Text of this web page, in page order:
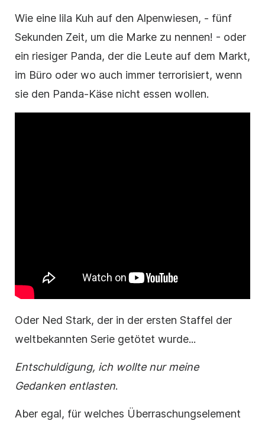
Wie eine lila Kuh auf den Alpenwiesen, - fünf
Sekunden Zeit, um die Marke zu nennen! - oder
ein riesiger Panda, der die Leute auf dem Markt,
im Büro oder wo auch immer terrorisiert, wenn
sie den Panda-Käse nicht essen wollen.
Oder Ned Stark, der in der ersten Staffel der
weltbekannten Serie getötet wurde...
Entschuldigung, ich wollte nur meine
Gedanken entlasten.
Aber egal, für welches Überraschungselement